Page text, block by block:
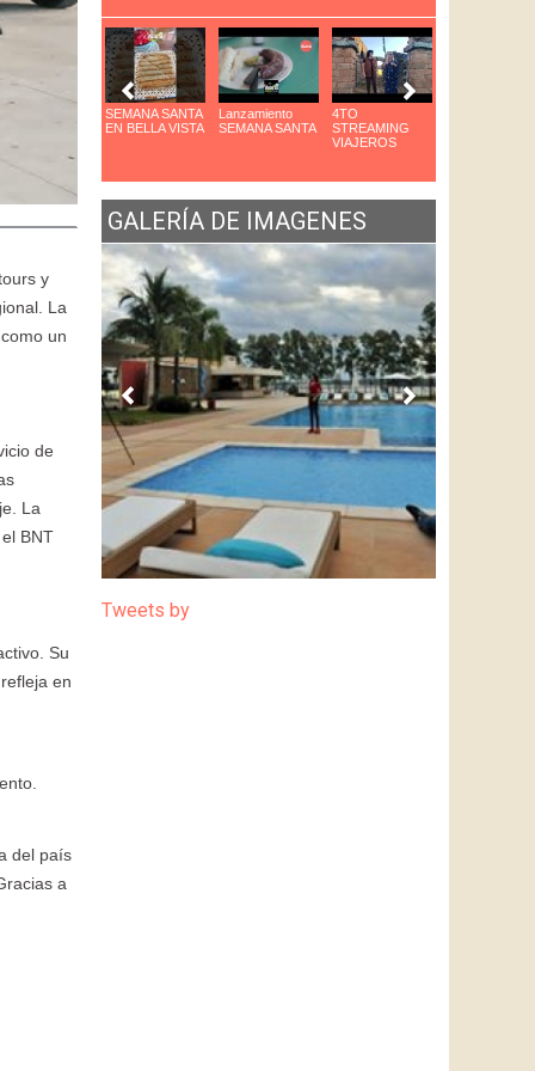
y
La
un
de
La
BNT
Su
en
del país
a
SEMANA SANTA
EN BELLA VISTA
Lanzamiento
SEMANA SANTA
4TO
STREAMING
VIAJEROS
GALERÍA DE IMAGENES
Tweets by